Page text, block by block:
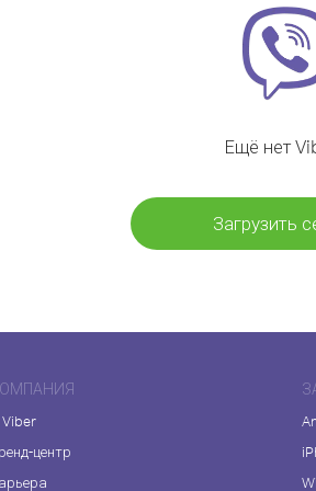
Ещё нет
Загрузить
центр